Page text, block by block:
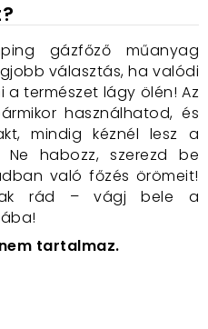
gázfőző műanyag
választás, ha valódi
a természet lágy ölén! Az
használhatod, és
mindig kéznél lesz a
Ne habozz, szerezd be
való főzés örömeit!
rád – vágj bele a
tartalmaz.